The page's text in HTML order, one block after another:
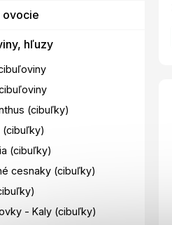
ovocie
hľuzy
(cibuľky)
(cibuľky)
(cibuľky)
cesnaky (cibuľky)
- Kaly (cibuľky)